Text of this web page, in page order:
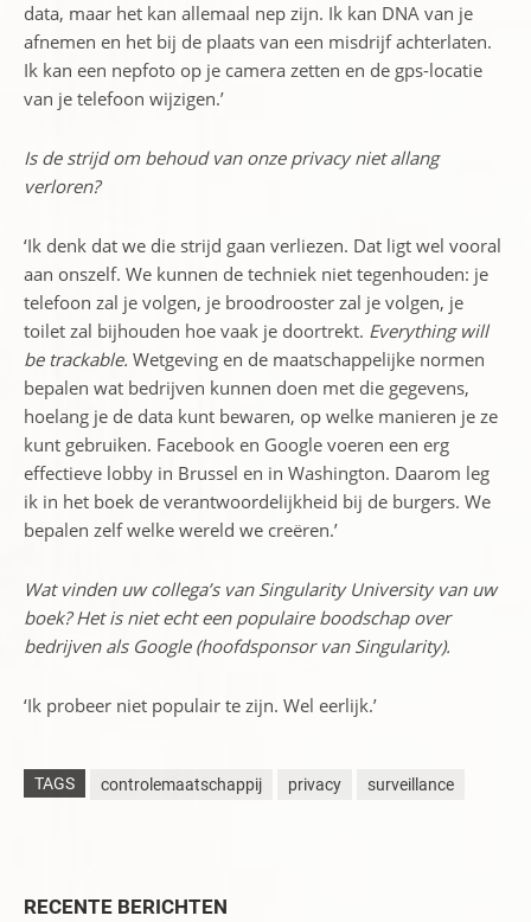
data, maar het kan allemaal nep zijn. Ik kan DNA van je
afnemen en het bij de plaats van een misdrijf achterlaten.
Ik kan een nepfoto op je camera zetten en de gps-locatie
van je telefoon wijzigen.’
Is de strijd om behoud van onze privacy niet allang
verloren?
‘Ik denk dat we die strijd gaan verliezen. Dat ligt wel vooral
aan onszelf. We kunnen de techniek niet tegenhouden: je
telefoon zal je volgen, je broodrooster zal je volgen, je
toilet zal bijhouden hoe vaak je doortrekt. Everything will
be trackable. Wetgeving en de maatschappelijke normen
bepalen wat bedrijven kunnen doen met die gegevens,
hoelang je de data kunt bewaren, op welke manieren je ze
kunt gebruiken. Facebook en Google voeren een erg
effectieve lobby in Brussel en in Washington. Daarom leg
ik in het boek de verantwoordelijkheid bij de burgers. We
bepalen zelf welke wereld we creëren.’
Wat vinden uw collega’s van Singularity University van uw
boek? Het is niet echt een populaire boodschap over
bedrijven als Google (hoofdsponsor van Singularity).
‘Ik probeer niet populair te zijn. Wel eerlijk.’
TAGS controlemaatschappij privacy surveillance
RECENTE BERICHTEN